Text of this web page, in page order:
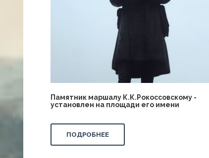
Памятник маршалу К.К.Рокоссовскому -
установлен на площади его имени
ПОДРОБНЕЕ